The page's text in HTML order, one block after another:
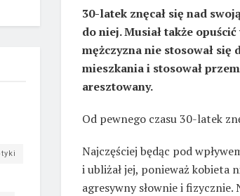
30-latek znęcał się nad
do niej. Musiał także
mężczyzna nie stosował się
mieszkania i stosował
aresztowany.
Od pewnego czasu 30-latek
Najczęściej będąc pod
i ubliżał jej, ponieważ kobieta
agresywny słownie i fizycznie.